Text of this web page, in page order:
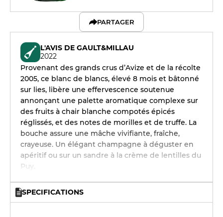
PARTAGER
L'AVIS DE GAULT&MILLAU
2022
Provenant des grands crus d’Avize et de la récolte
2005, ce blanc de blancs, élevé 8 mois et bâtonné
sur lies, libère une effervescence soutenue
annonçant une palette aromatique complexe sur
des fruits à chair blanche compotés épicés
réglissés, et des notes de morilles et de truffe. La
bouche assure une mâche vivifiante, fraîche,
crayeuse. Un élégant champagne à déguster en
apéritif ou sur un sandre à la crème de lentilles du
Puy.
SPECIFICATIONS